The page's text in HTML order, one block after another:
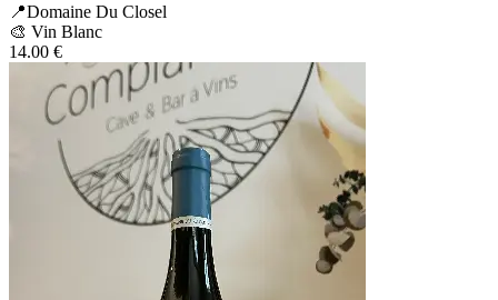
📍Domaine Du Closel
🎨 Vin Blanc
14.00 €